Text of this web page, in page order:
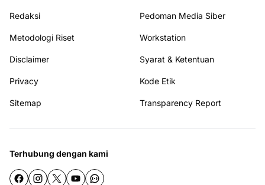
Redaksi Pedoman Media Siber
Metodologi Riset Workstation
Disclaimer Syarat & Ketentuan
Privacy Kode Etik
Sitemap Transparency Report
Terhubung dengan kami